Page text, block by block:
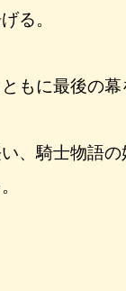
る。
もに最後の幕
、騎士物語の